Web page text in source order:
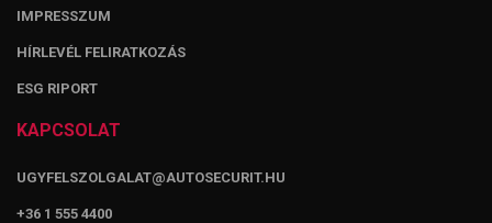
IMPRESSZUM
HÍRLEVÉL FELIRATKOZÁS
ESG RIPORT
KAPCSOLAT
UGYFELSZOLGALAT@AUTOSECURIT.HU
+36 1 555 4400